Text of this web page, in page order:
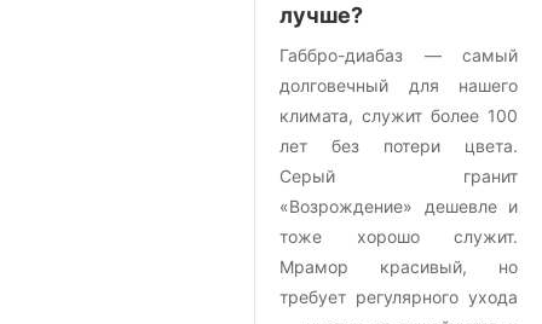
лучше?
Габбро-диабаз — самый
долговечный для нашего
климата, служит более 100
лет без потери цвета.
Серый гранит
«Возрождение» дешевле и
тоже хорошо служит.
Мрамор красивый, но
требует регулярного ухода